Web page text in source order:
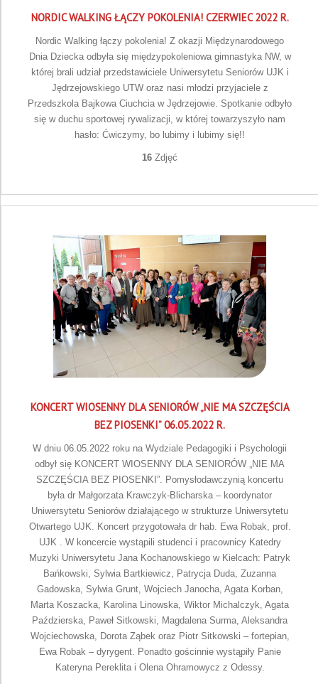
NORDIC WALKING ŁĄCZY POKOLENIA! CZERWIEC 2022 R.
Nordic Walking łączy pokolenia! Z okazji Międzynarodowego
Dnia Dziecka odbyła się międzypokoleniowa gimnastyka NW, w
której brali udział przedstawiciele Uniwersytetu Seniorów UJK i
Jędrzejowskiego UTW oraz nasi młodzi przyjaciele z
Przedszkola Bajkowa Ciuchcia w Jędrzejowie. Spotkanie odbyło
się w duchu sportowej rywalizacji, w której towarzyszyło nam
hasło: Ćwiczymy, bo lubimy i lubimy się!!
16 Zdjęć
KONCERT WIOSENNY DLA SENIORÓW „NIE MA SZCZĘŚCIA
BEZ PIOSENKI” 06.05.2022 R.
W dniu 06.05.2022 roku na Wydziale Pedagogiki i Psychologii
odbył się KONCERT WIOSENNY DLA SENIORÓW „NIE MA
SZCZĘŚCIA BEZ PIOSENKI”. Pomysłodawczynią koncertu
była dr Małgorzata Krawczyk-Blicharska – koordynator
Uniwersytetu Seniorów działającego w strukturze Uniwersytetu
Otwartego UJK. Koncert przygotowała dr hab. Ewa Robak, prof.
UJK . W koncercie wystąpili studenci i pracownicy Katedry
Muzyki Uniwersytetu Jana Kochanowskiego w Kielcach: Patryk
Bańkowski, Sylwia Bartkiewicz, Patrycja Duda, Zuzanna
Gadowska, Sylwia Grunt, Wojciech Janocha, Agata Korban,
Marta Koszacka, Karolina Linowska, Wiktor Michalczyk, Agata
Paździerska, Paweł Sitkowski, Magdalena Surma, Aleksandra
Wojciechowska, Dorota Ząbek oraz Piotr Sitkowski – fortepian,
Ewa Robak – dyrygent. Ponadto gościnnie wystąpiły Panie
Kateryna Pereklita i Olena Ohramowycz z Odessy.